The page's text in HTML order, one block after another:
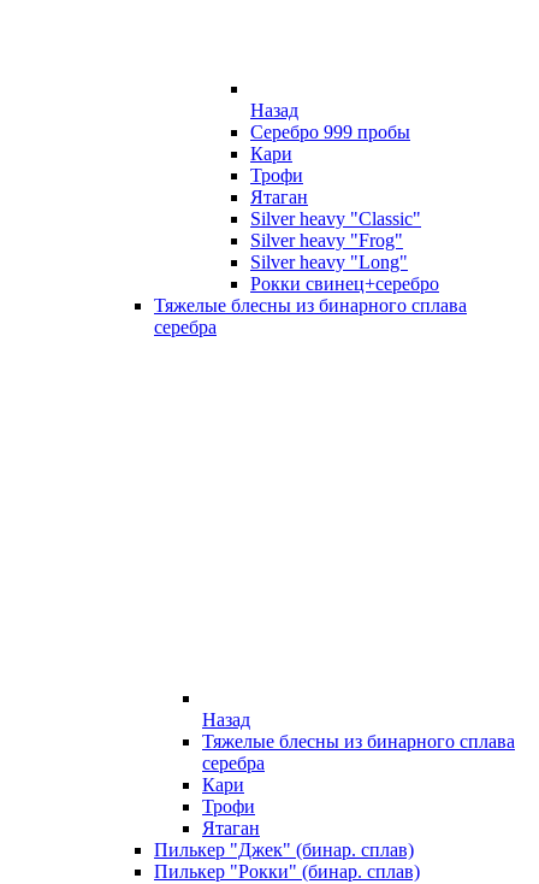
Назад
Серебро 999 пробы
Кари
Трофи
Ятаган
Silver heavy "Classic"
Silver heavy "Frog"
Silver heavy "Long"
Рокки свинец+серебро
Тяжелые блесны из бинарного сплава
серебра
Назад
Тяжелые блесны из бинарного сплава
серебра
Кари
Трофи
Ятаган
Пилькер "Джек" (бинар. сплав)
Пилькер "Рокки" (бинар. сплав)